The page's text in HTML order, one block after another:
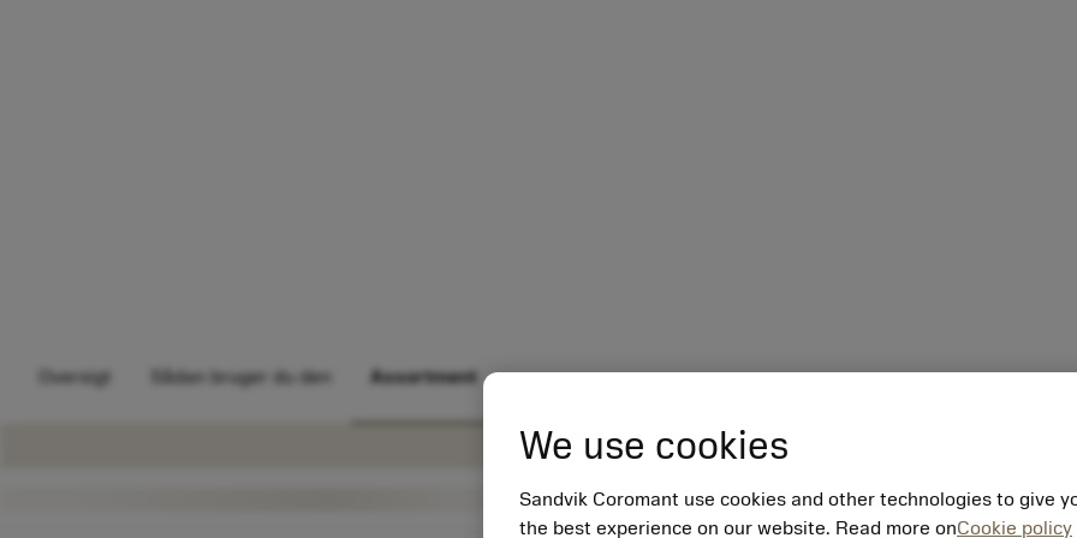
Oversigt Sådan bruger du den Assortment
We use cookies
Sandvik Coromant use cookies and other technologies to give
the best experience on our website. Read more onCookie policy